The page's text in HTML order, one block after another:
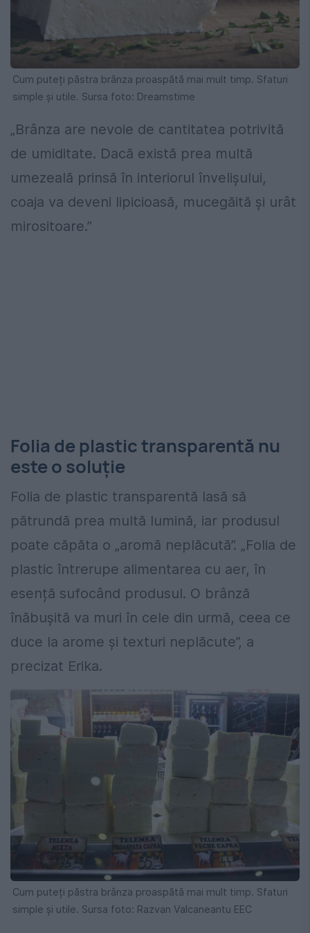
Cum puteți păstra brânza proaspătă mai mult timp. Sfaturi
simple și utile. Sursa foto: Dreamstime
„Brânza are nevoie de cantitatea potrivită
de umiditate. Dacă există prea multă
umezeală prinsă în interiorul învelișului,
coaja va deveni lipicioasă, mucegăită și urât
mirositoare.”
Folia de plastic transparentă nu
este o soluție
Folia de plastic transparentă lasă să
pătrundă prea multă lumină, iar produsul
poate căpăta o „aromă neplăcută”. „Folia de
plastic întrerupe alimentarea cu aer, în
esență sufocând produsul. O brânză
înăbușită va muri în cele din urmă, ceea ce
duce la arome și texturi neplăcute”, a
precizat Erika.
Cum puteți păstra brânza proaspătă mai mult timp. Sfaturi
simple și utile. Sursa foto: Razvan Valcaneantu EEC